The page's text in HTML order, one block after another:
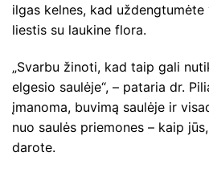
ilgas kelnes, kad
liestis su laukine flora.
„Svarbu žinoti, kad taip gali
elgesio saulėje“, – pataria dr.
įmanoma, buvimą saulėje ir
nuo saulės priemones – kaip
darote.